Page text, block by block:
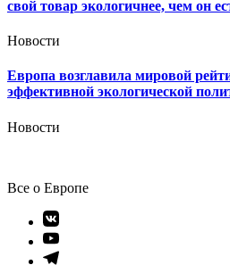
свой товар экологичнее, чем он
Новости
Европа возглавила мировой
эффективной экологической
Новости
Все о Европе
Элемент
меню
Элемент
меню
Элемент